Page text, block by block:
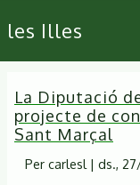
Primary
links
les Illes
La Diputació
projecte de
Sant Marçal
Per carlesl | ds.,